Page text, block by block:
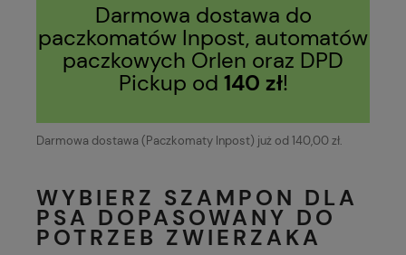
Darmowa dostawa do
paczkomatów Inpost, automatów
paczkowych Orlen oraz DPD
Pickup od 140 zł!
Darmowa dostawa (Paczkomaty Inpost) już od 140,00 zł.
WYBIERZ SZAMPON DLA
PSA DOPASOWANY DO
POTRZEB ZWIERZAKA